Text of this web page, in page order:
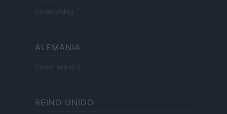
InvestirMag
ALEMANIA
Investieren24
REINO UNIDO